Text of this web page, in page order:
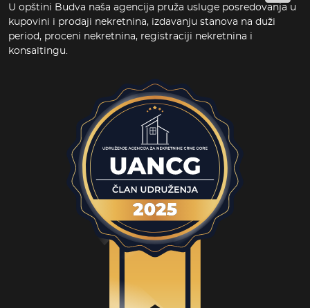
U opštini Budva naša agencija pruža usluge posredovanja u
kupovini i prodaji nekretnina, izdavanju stanova na duži
period, proceni nekretnina, registraciji nekretnina i
konsaltingu.